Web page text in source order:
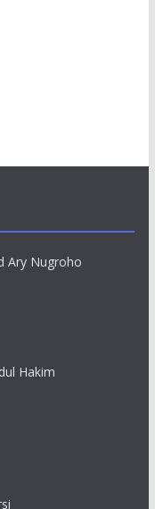
Ary Nugroho
Hakim